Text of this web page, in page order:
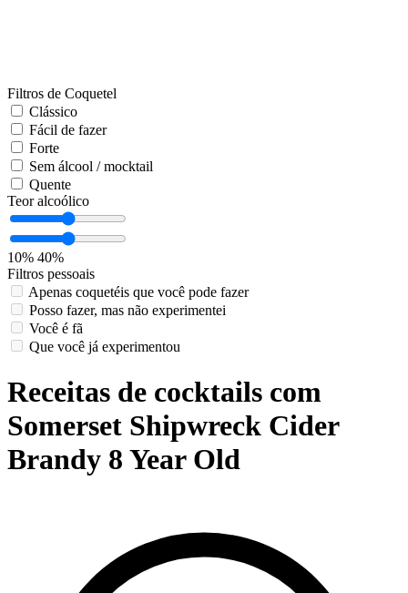
Filtros de Coquetel
Clássico
Fácil de fazer
Forte
Sem álcool / mocktail
Quente
Teor alcoólico
10% 40%
Filtros pessoais
Apenas coquetéis que você pode fazer
Posso fazer, mas não experimentei
Você é fã
Que você já experimentou
Receitas de cocktails com
Somerset Shipwreck Cider
Brandy 8 Year Old